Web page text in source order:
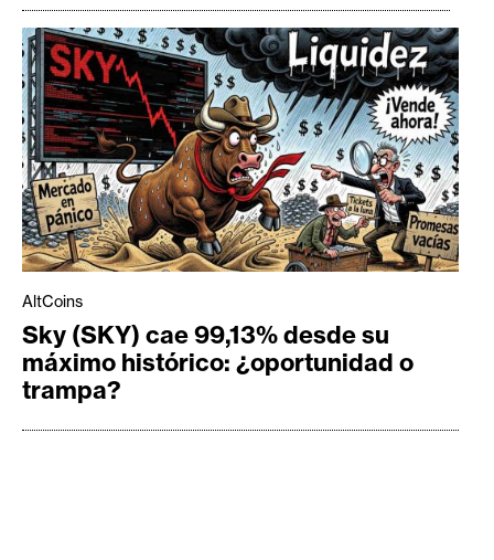
AltCoins
Sky (SKY) cae 99,13% desde su
máximo histórico: ¿oportunidad o
trampa?